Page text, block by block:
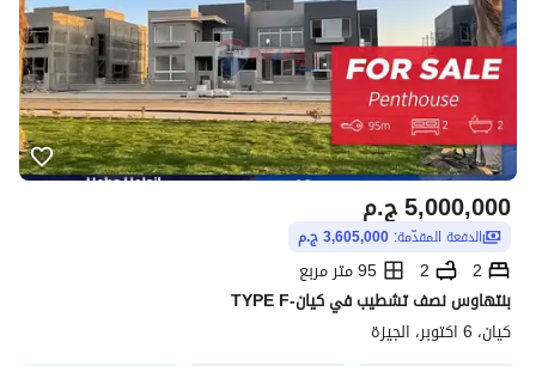
ج.م5,000,000
الدفعة المقدّمة: 3,605,000 ج.م
2
2
95 متر مربع
بنتهاوس نصف تشطيب في كيان-TYPE F
كيان، 6 اكتوبر، الجيزة